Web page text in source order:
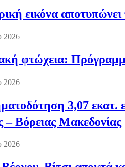
εικόνα
2026
φτώχεια:
2026
3,07 εκατ.
– Βόρειας Μακεδονίας
2026